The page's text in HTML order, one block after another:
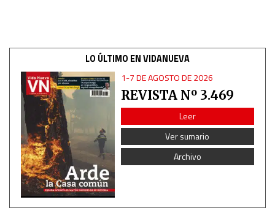
LO ÚLTIMO EN VIDANUEVA
1-7 DE AGOSTO DE 2026
REVISTA Nº 3.469
Leer
Ver sumario
Archivo